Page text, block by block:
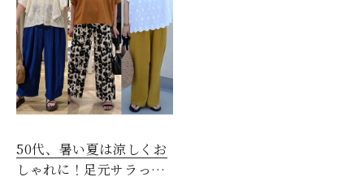
50代、暑い夏は涼しくお
しゃれに！足元サラっと